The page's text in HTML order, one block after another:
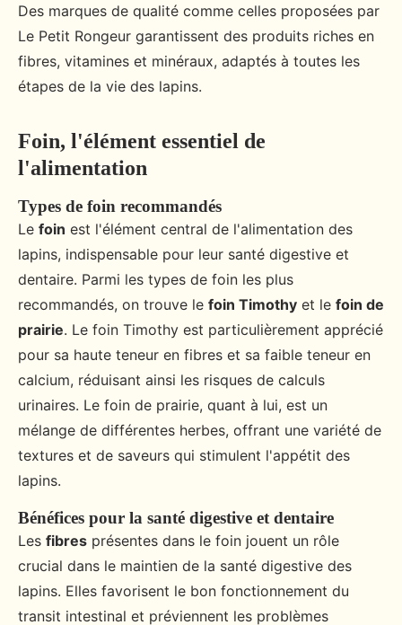
Des marques de qualité comme celles proposées par
Le Petit Rongeur garantissent des produits riches en
fibres, vitamines et minéraux, adaptés à toutes les
étapes de la vie des lapins.
Foin, l'élément essentiel de
l'alimentation
Types de foin recommandés
Le foin est l'élément central de l'alimentation des
lapins, indispensable pour leur santé digestive et
dentaire. Parmi les types de foin les plus
recommandés, on trouve le foin Timothy et le foin de
prairie. Le foin Timothy est particulièrement apprécié
pour sa haute teneur en fibres et sa faible teneur en
calcium, réduisant ainsi les risques de calculs
urinaires. Le foin de prairie, quant à lui, est un
mélange de différentes herbes, offrant une variété de
textures et de saveurs qui stimulent l'appétit des
lapins.
Bénéfices pour la santé digestive et dentaire
Les fibres présentes dans le foin jouent un rôle
crucial dans le maintien de la santé digestive des
lapins. Elles favorisent le bon fonctionnement du
transit intestinal et préviennent les problèmes